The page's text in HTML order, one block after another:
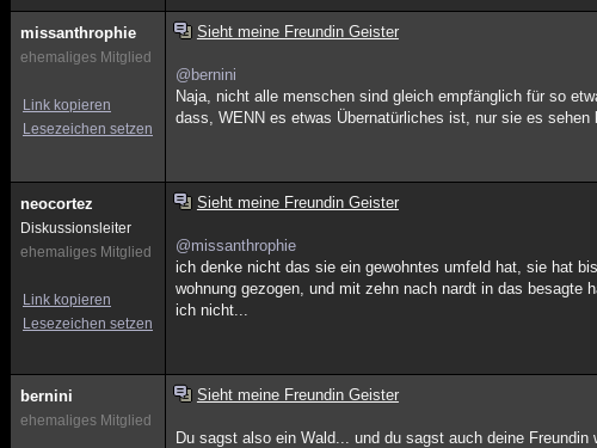
missanthrophie
ehemaliges Mitglied
Link kopieren
Lesezeichen setzen
Sieht meine Freundin Geister
@bernini
Naja, nicht alle menschen sind gleich empfänglich für so
dass, WENN es etwas Übernatürliches ist, nur sie es sehen
neocortez
Diskussionsleiter
ehemaliges Mitglied
Link kopieren
Lesezeichen setzen
Sieht meine Freundin Geister
@missanthrophie
ich denke nicht das sie ein gewohntes umfeld hat, sie hat
wohnung gezogen, und mit zehn nach nardt in das besagte
ich nicht...
bernini
ehemaliges Mitglied
Sieht meine Freundin Geister
Du sagst also ein Wald... und du sagst auch deine